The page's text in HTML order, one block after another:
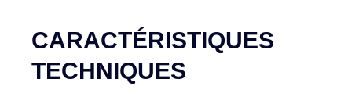
CARACTÉRISTIQUES
TECHNIQUES